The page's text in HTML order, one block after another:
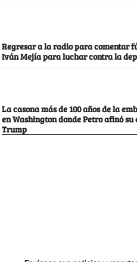
Regresar a la radio para comentar
Iván Mejía para luchar contra la
La casona más de 100 años de la
en Washington donde Petro afinó
Trump